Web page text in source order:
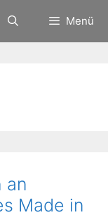
Menü
an
Made in